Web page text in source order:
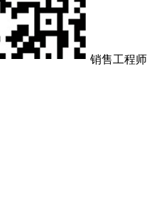
销售工程师